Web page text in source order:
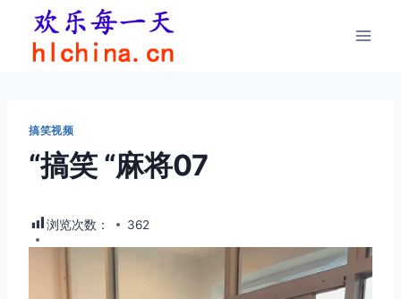
搞笑视频
“搞笑 “麻将07
浏览次数： 362